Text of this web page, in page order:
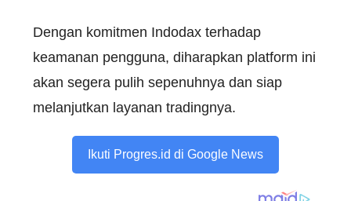
Dengan komitmen Indodax terhadap
keamanan pengguna, diharapkan platform ini
akan segera pulih sepenuhnya dan siap
melanjutkan layanan tradingnya.
Ikuti Progres.id di Google News